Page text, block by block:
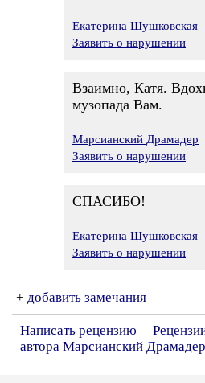
Екатерина Шушковская
Заявить о нарушении
Взаимно, Катя.
музопада Вам.
Марсианский Драмадер
Заявить о нарушении
СПАСИБО!
Екатерина Шушковская
Заявить о нарушении
+ добавить замечания
Написать рецензию
автора Марсианский Драмадер